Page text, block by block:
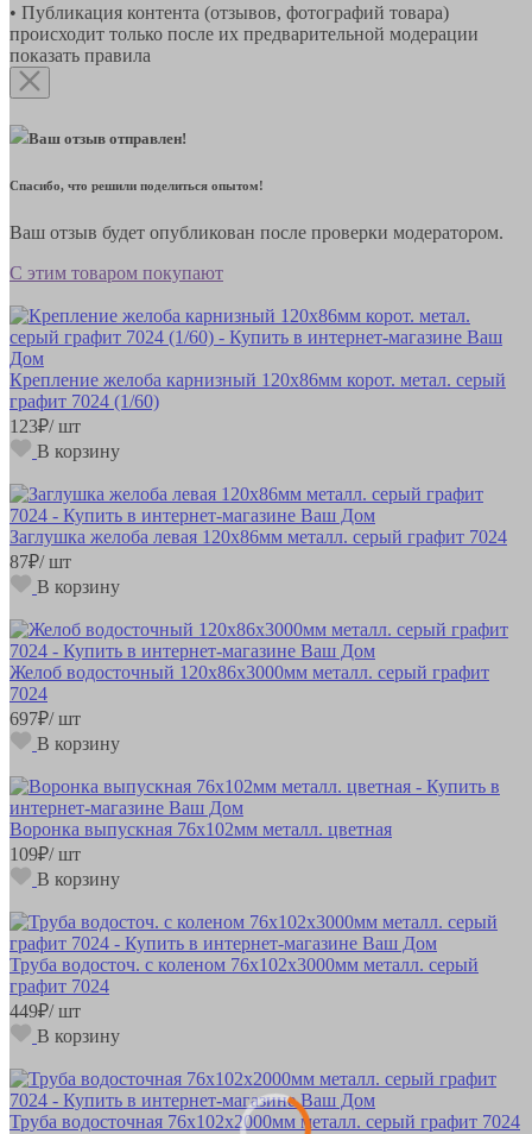
• Публикация контента (отзывов, фотографий товара)
происходит только после их предварительной модерации
показать правила
Ваш отзыв отправлен!
Спасибо, что решили поделиться опытом!
Ваш отзыв будет опубликован после проверки модератором.
С этим товаром покупают
Крепление желоба карнизный 120х86мм корот. метал. серый
графит 7024 (1/60)
123₽/ шт
В корзину
Заглушка желоба левая 120х86мм металл. серый графит 7024
87₽/ шт
В корзину
Желоб водосточный 120х86х3000мм металл. серый графит
7024
697₽/ шт
В корзину
Воронка выпускная 76х102мм металл. цветная
109₽/ шт
В корзину
Труба водосточ. с коленом 76х102х3000мм металл. серый
графит 7024
449₽/ шт
В корзину
Труба водосточная 76х102х2000мм металл. серый графит 7024